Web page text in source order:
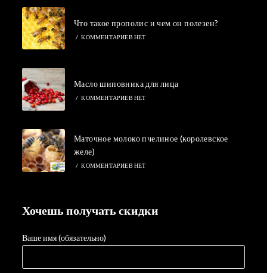
Что такое прополис и чем он полезен?
/ КОММЕНТАРИЕВ НЕТ
Масло шиповника для лица
/ КОММЕНТАРИЕВ НЕТ
Маточное молоко пчелиное (королевское
желе)
/ КОММЕНТАРИЕВ НЕТ
Хочешь получать скидки
Ваше имя (обязательно)